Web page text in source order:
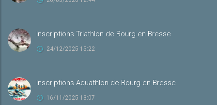
Inscriptions Triathlon de Bourg en Bresse
24/12/2025 15:22
Inscriptions Aquathlon de Bourg en Bresse
16/11/2025 13:07